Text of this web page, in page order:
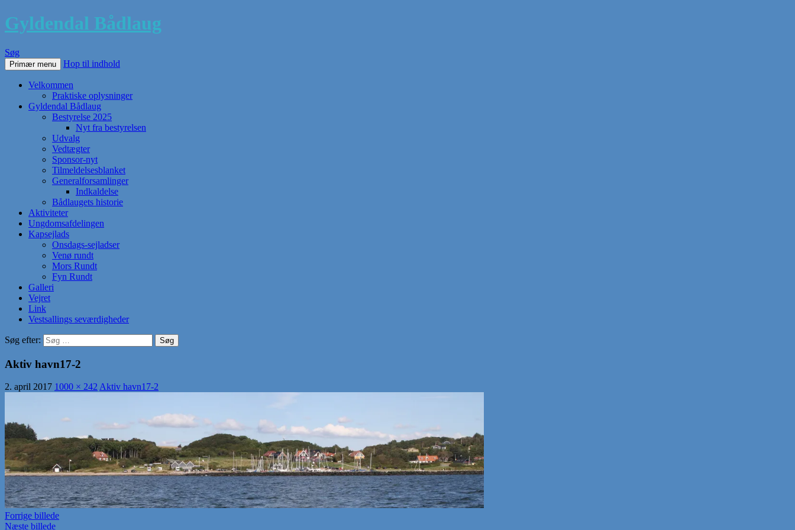
Gyldendal Bådlaug
Søg
Primær menu Hop til indhold
Velkommen
Praktiske oplysninger
Gyldendal Bådlaug
Bestyrelse 2025
Nyt fra bestyrelsen
Udvalg
Vedtægter
Sponsor-nyt
Tilmeldelsesblanket
Generalforsamlinger
Indkaldelse
Bådlaugets historie
Aktiviteter
Ungdomsafdelingen
Kapsejlads
Onsdags-sejladser
Venø rundt
Mors Rundt
Fyn Rundt
Galleri
Vejret
Link
Vestsallings seværdigheder
Søg efter:
Aktiv havn17-2
2. april 2017 1000 × 242 Aktiv havn17-2
Forrige billede
Næste billede